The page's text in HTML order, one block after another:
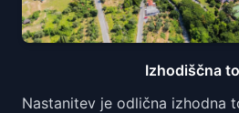
Izhodiščna
Nastanitev je odlična izhodna